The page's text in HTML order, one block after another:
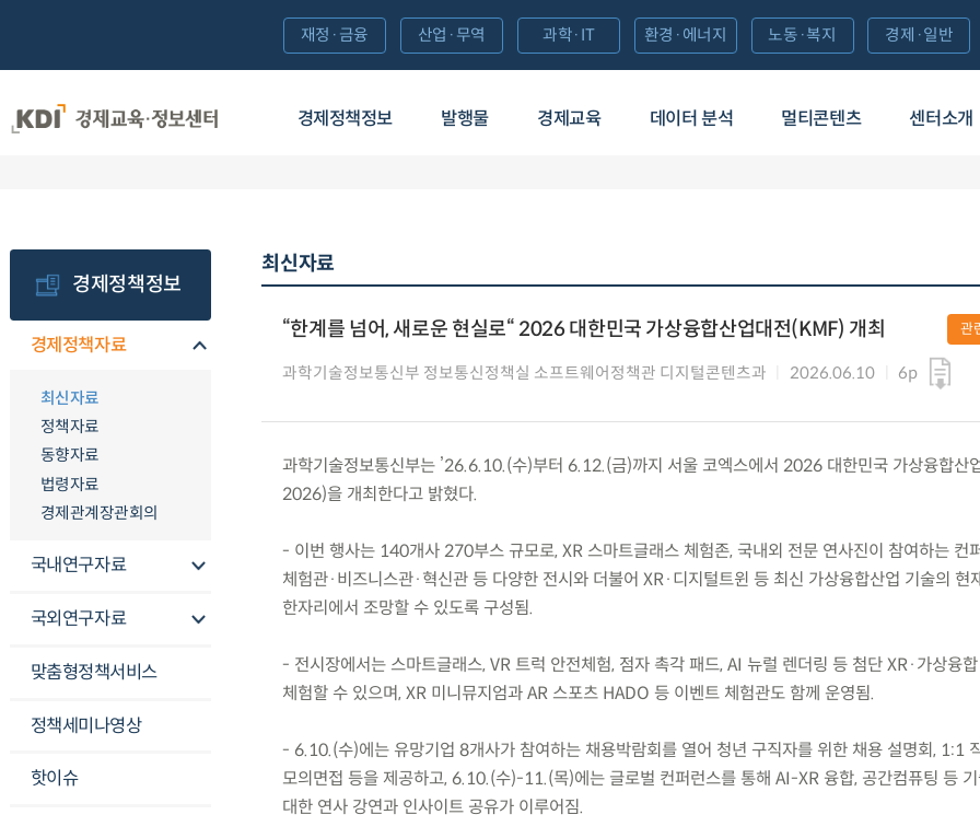
경제정책정보 발행물 경제교육 데이터 분석 멀티콘텐츠 센터소개
재정·금융 산업·무역 과학·IT 환경·에너지 노동·복지 경제·일반
경제정책정보
경제정책자료
최신자료
정책자료
동향자료
법령자료
경제관계장관회의
국내연구자료
국외연구자료
맞춤형정책서비스
정책세미나영상
핫이슈
최신자료
“한계를 넘어, 새로운 현실로“ 2026 대한민국 가상융합산업대전(KMF) 개최
과학기술정보통신부 정보통신정책실 소프트웨어정책관 디지털콘텐츠과 2026.06.10 6p
관
과학기술정보통신부는 ’26.6.10.(수)부터 6.12.(금)까지 서울 코엑스에서 2026 대한민국 가상융합산
2026)을 개최한다고 밝혔다.
- 이번 행사는 140개사 270부스 규모로, XR 스마트글래스 체험존, 국내외 전문 연사진이 참여하는 컨
체험관·비즈니스관·혁신관 등 다양한 전시와 더불어 XR·디지털트윈 등 최신 가상융합산업 기술의 현
한자리에서 조망할 수 있도록 구성됨.
- 전시장에서는 스마트글래스, VR 트럭 안전체험, 점자 촉각 패드, AI 뉴럴 렌더링 등 첨단 XR·가상융
체험할 수 있으며, XR 미니뮤지엄과 AR 스포츠 HADO 등 이벤트 체험관도 함께 운영됨.
- 6.10.(수)에는 유망기업 8개사가 참여하는 채용박람회를 열어 청년 구직자를 위한 채용 설명회, 1:1
모의면접 등을 제공하고, 6.10.(수)-11.(목)에는 글로벌 컨퍼런스를 통해 AI-XR 융합, 공간컴퓨팅 등
대한 연사 강연과 인사이트 공유가 이루어짐.